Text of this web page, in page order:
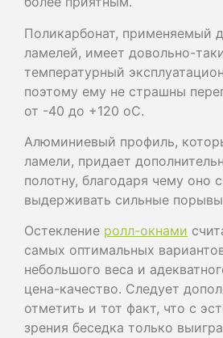
Поликарбонат, применяемый
ламелей, имеет довольно-
температурный
поэтому ему не страшны
от -40 до +120 оС.
Алюминиевый профиль,
ламели, придает
полотну, благодаря чему оно
выдерживать сильные
Остекление ролл-окнами
самых оптимальных
небольшого веса и
цена-качество. Следует
отметить и тот факт, что с
зрения беседка только